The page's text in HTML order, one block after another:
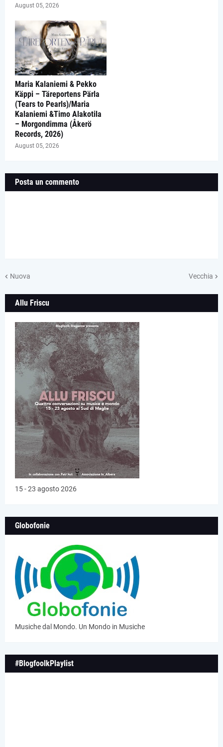
August 05, 2026
Maria Kalaniemi & Pekko
Käppi – Täreportens Pärla
(Tears to Pearls)/Maria
Kalaniemi &Timo Alakotila
– Morgondimma (Åkerö
Records, 2026)
August 05, 2026
Posta un commento
Nuova Vecchia
Allu Friscu
15 - 23 agosto 2026
Globofonie
Musiche dal Mondo. Un Mondo in Musiche
#BlogfoolkPlaylist